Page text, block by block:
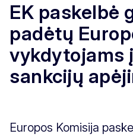
EK paskelbė
padėtų
vykdytojams
sankcijų
Europos Komisija